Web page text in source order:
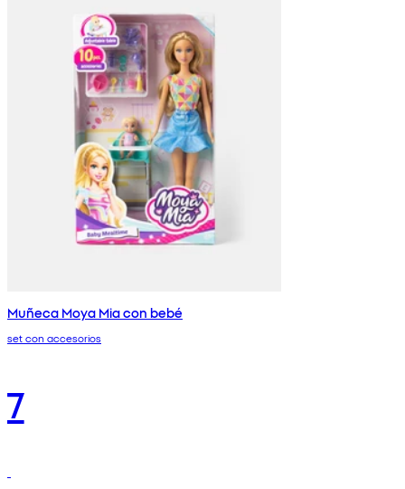
Muñeca Moya Mia con bebé
set con accesorios
7